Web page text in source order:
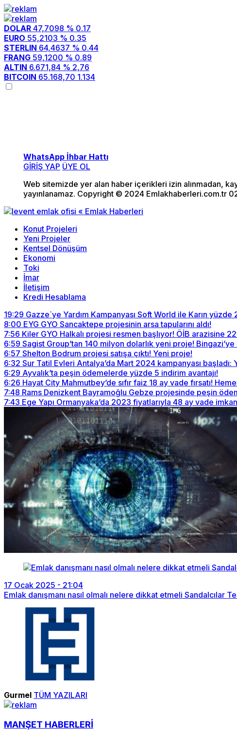
DOLAR 47,7098 % 0.17
EURO 55,2103 % 0.35
STERLIN 64,4637 % 0.44
FRANG 59,1200 % 0.89
ALTIN 6.671,84 % 2,76
BITCOIN 65.168,70 1.134
WhatsApp İhbar Hattı
GİRİŞ YAP ÜYE OL
Web sitemizde yer alan haber içerikleri izin alınmadan,
yayınlanamaz. Copyright © 2024 Emlakhaberleri.com.tr
Konut Projeleri
Yeni Projeler
Kentsel Dönüşüm
Ekonomi
Toki
İmar
İletişim
Kredi Hesablama
19:29 Gazze`ye Yardım Kampanyası Soft World ile Karın
8:00 EYG GYO Sancaktepe projesinin arsa tapularını aldı!
7:56 Kiler GYO Halkalı projesi resmen başlıyor! ÖİB arazisine
6:59 Sagist Group’tan 140 milyon dolarlık yeni proje!
6:57 Shelton Bodrum projesi satışa çıktı! Yeni proje!
6:32 Sur Tatil Evleri Antalya’da Mart 2024 kampanyası
6:29 Ayvalık’ta peşin ödemelerde yüzde 5 indirim avantajı!
6:26 Hayat City Mahmutbey’de sıfır faiz 18 ay vade fırsatı!
7:48 Rams Denizkent Bayramoğlu Gebze projesinde peşin
7:43 Ege Yapı Ormanyaka’da 2023 fiyatlarıyla 48 ay vade
17 Ocak 2025 - 21:04
Emlak danışmanı nasıl olmalı nelere dikkat etmeli Sandalcılar
Gurmel TÜM YAZILARI
MANŞET HABERLERİ